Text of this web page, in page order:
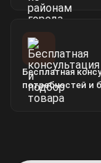
Бесплатная
потребностей и